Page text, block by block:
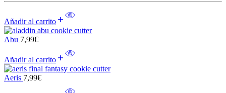
Añadir al carrito
Abu 7,99€
Añadir al carrito
Aeris 7,99€